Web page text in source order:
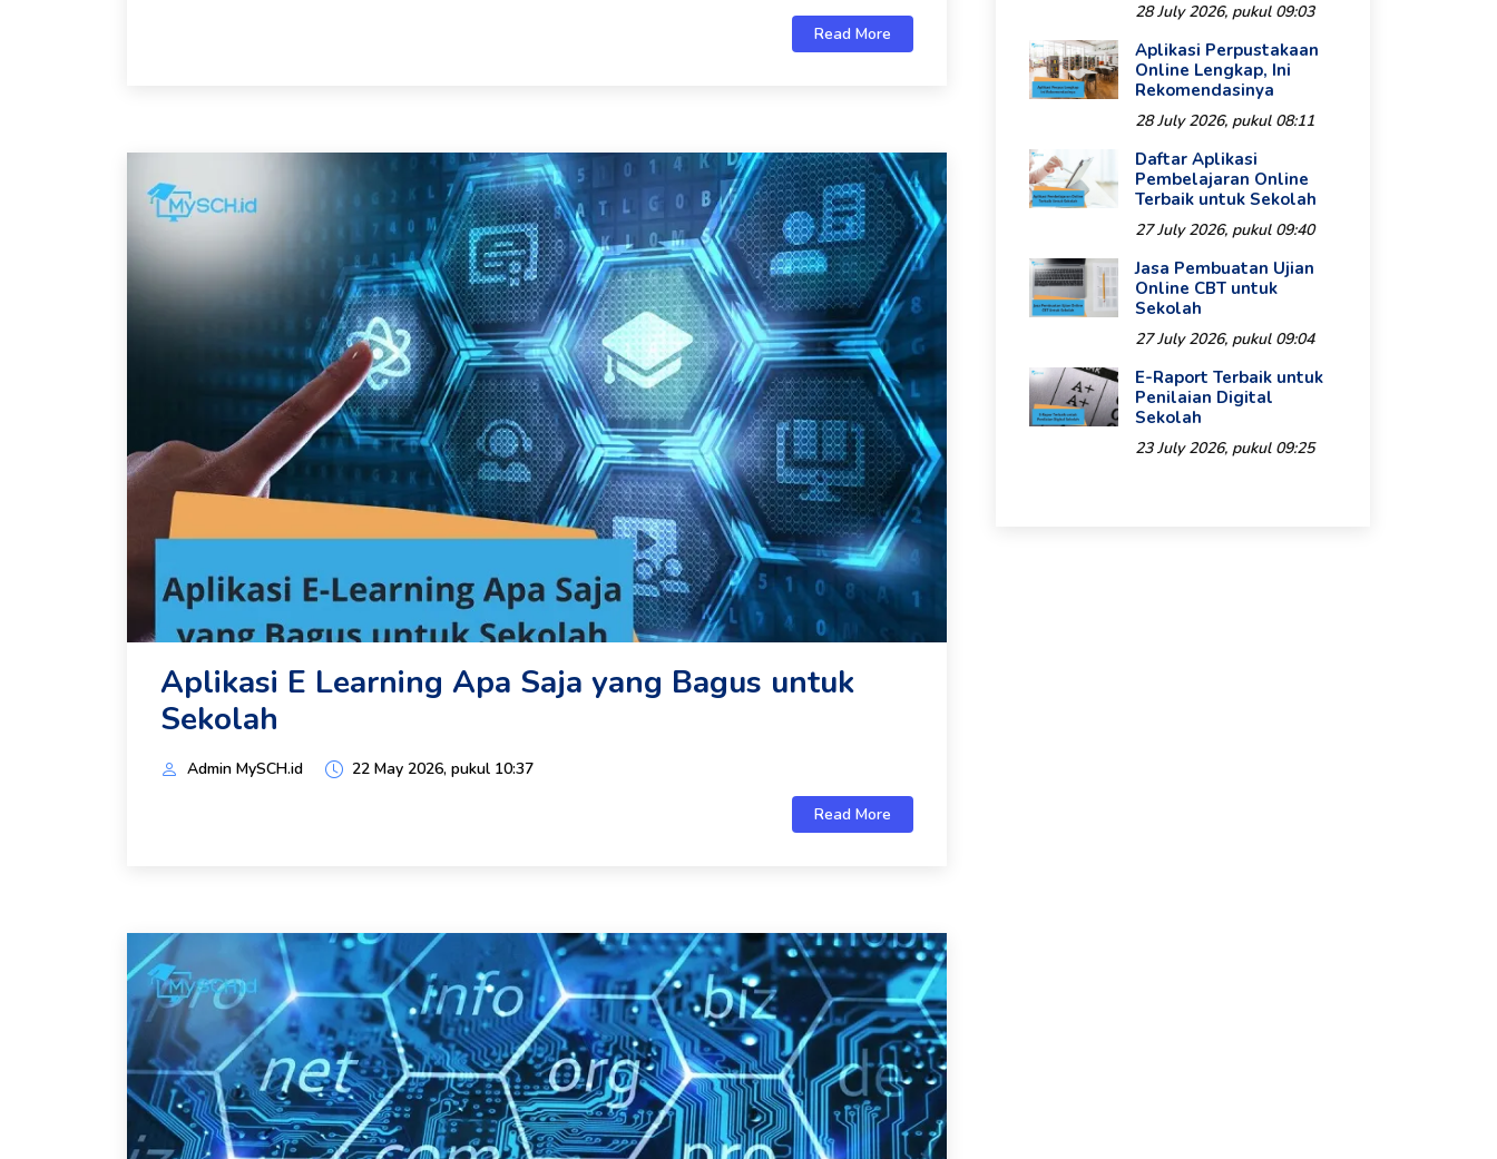
Read More
Aplikasi E Learning Apa Saja yang Bagus untuk
Sekolah
Admin MySCH.id 22 May 2026, pukul 10:37
Read More
28 July 2026, pukul 09:03
Aplikasi Perpustakaan
Online Lengkap, Ini
Rekomendasinya
28 July 2026, pukul 08:11
Daftar Aplikasi
Pembelajaran Online
Terbaik untuk Sekolah
27 July 2026, pukul 09:40
Jasa Pembuatan Ujian
Online CBT untuk
Sekolah
27 July 2026, pukul 09:04
E-Raport Terbaik untuk
Penilaian Digital
Sekolah
23 July 2026, pukul 09:25